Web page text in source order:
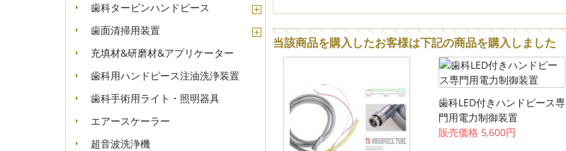
当該商品を購入したお客様は下記の商品を購入しました
歯科LED付きハンドピース専
門用電力制御装置
販売価格 5,600円
歯科タービンハンドピース
歯面清掃用装置
充填材&研磨材&アプリケーター
歯科用ハンドピース注油洗浄装置
歯科手術用ライト・照明器具
エアースケーラー
超音波洗浄機